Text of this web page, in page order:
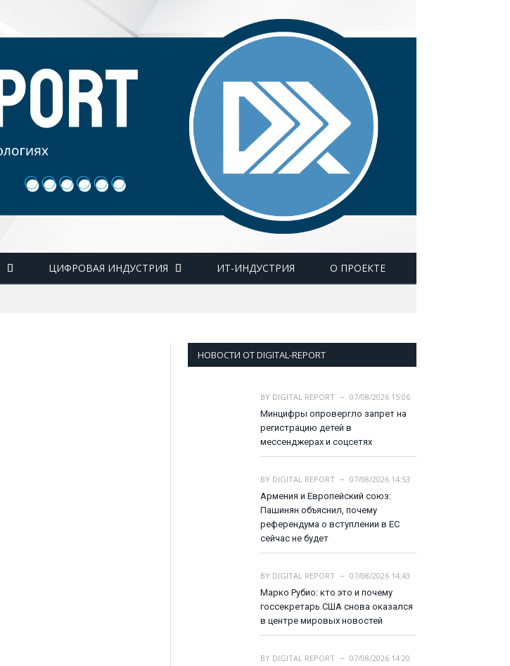
ЦИФРОВАЯ ИНДУСТРИЯ ИТ-ИНДУСТРИЯ О ПРОЕКТЕ
НОВОСТИ ОТ DIGITAL-REPORT
BY DIGITAL REPORT
07/08/2026 15:06
Минцифры опровергло запрет на
регистрацию детей в
мессенджерах и соцсетях
BY DIGITAL REPORT
07/08/2026 14:53
Армения и Европейский союз:
Пашинян объяснил, почему
референдума о вступлении в ЕС
сейчас не будет
BY DIGITAL REPORT
07/08/2026 14:43
Марко Рубио: кто это и почему
госсекретарь США снова оказался
в центре мировых новостей
BY DIGITAL REPORT
07/08/2026 14:20